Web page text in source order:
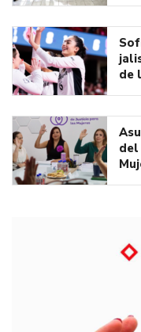
de
del